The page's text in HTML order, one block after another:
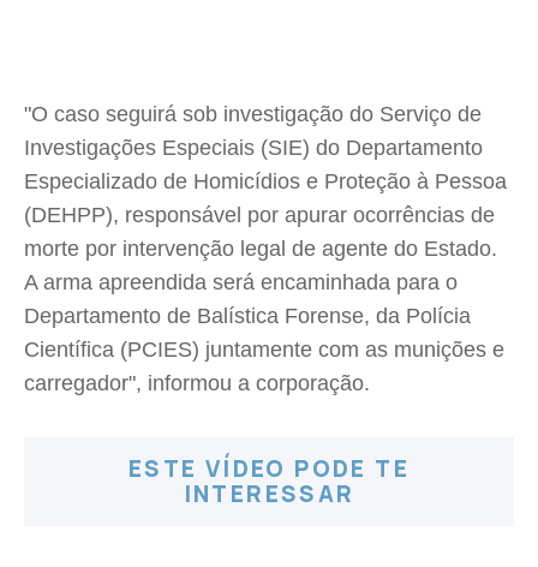
"O caso seguirá sob investigação do Serviço de
Investigações Especiais (SIE) do Departamento
Especializado de Homicídios e Proteção à Pessoa
(DEHPP), responsável por apurar ocorrências de
morte por intervenção legal de agente do Estado.
A arma apreendida será encaminhada para o
Departamento de Balística Forense, da Polícia
Científica (PCIES) juntamente com as munições e
carregador", informou a corporação.
ESTE VÍDEO PODE TE
INTERESSAR